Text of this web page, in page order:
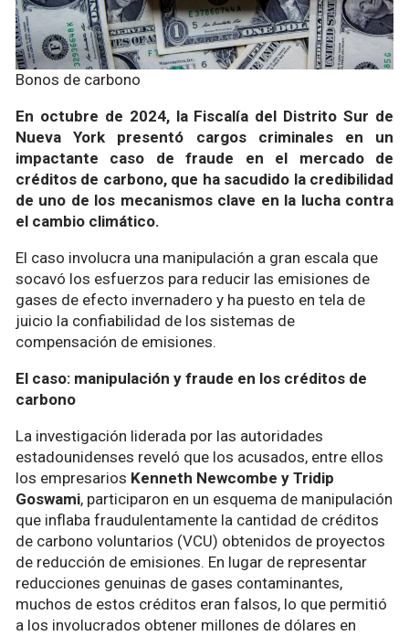
Bonos de carbono
En octubre de 2024, la Fiscalía del Distrito Sur de
Nueva York presentó cargos criminales en un
impactante caso de fraude en el mercado de
créditos de carbono, que ha sacudido la credibilidad
de uno de los mecanismos clave en la lucha contra
el cambio climático.
El caso involucra una manipulación a gran escala que
socavó los esfuerzos para reducir las emisiones de
gases de efecto invernadero y ha puesto en tela de
juicio la confiabilidad de los sistemas de
compensación de emisiones.
El caso: manipulación y fraude en los créditos de
carbono
La investigación liderada por las autoridades
estadounidenses reveló que los acusados, entre ellos
los empresarios Kenneth Newcombe y Tridip
Goswami, participaron en un esquema de manipulación
que inflaba fraudulentamente la cantidad de créditos
de carbono voluntarios (VCU) obtenidos de proyectos
de reducción de emisiones. En lugar de representar
reducciones genuinas de gases contaminantes,
muchos de estos créditos eran falsos, lo que permitió
a los involucrados obtener millones de dólares en